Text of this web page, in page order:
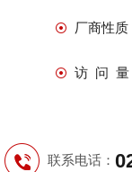
厂商性质
访 问 量
联系电话：